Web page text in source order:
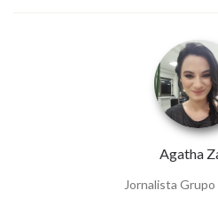
Agatha
Jornalista Grupo